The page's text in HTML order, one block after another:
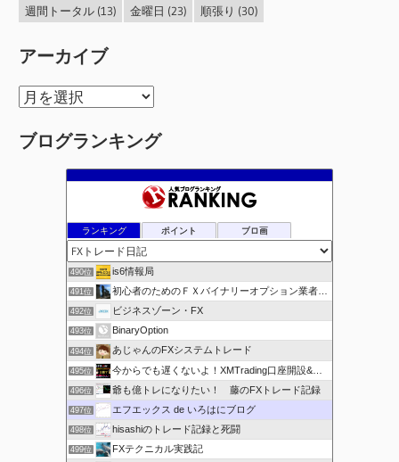
週間トータル(13) 金曜日 (23) 順張り (30)
アーカイブ
ア
カ
ブログランキング
ランキング ポイント ブロ画
490位 is6情報局
491位 初心者のためのＦＸバイナリーオプション業者比較.com
492位 ビジネスゾーン・FX
493位 BinaryOption
494位 あじゃんのFXシステムトレード
495位 今からでも遅くないよ！XMTrading口座開設&攻略ブログ
496位 爺も億トレになりたい！ 藤のFXトレード記録
497位 エフエックス de いろはにブログ
498位 hisashiのトレード記録と死闘
499位 FXテクニカル実践記